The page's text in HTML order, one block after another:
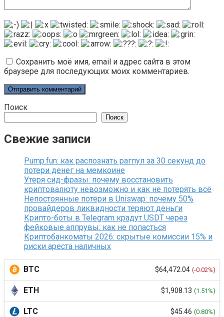
Сохранить моё имя, email и адрес сайта в этом
браузере для последующих моих комментариев.
Поиск
Поиск
Свежие записи
Pump.fun: как распознать рагпул за 30 секунд до
потери денег на мемкоине
Утеря сид-фразы: почему восстановить
криптовалюту невозможно и как не потерять всё
Непостоянные потери в Uniswap: почему 50%
провайдеров ликвидности теряют деньги
Крипто-боты в Telegram крадут USDT через
фейковые аппрувы: как не попасться
Криптобанкоматы 2026: скрытые комиссии 15% и
риски ареста наличных
BTC $64,472.04 (-0.02%)
ETH $1,908.13 (1.51%)
LTC $45.46 (0.80%)